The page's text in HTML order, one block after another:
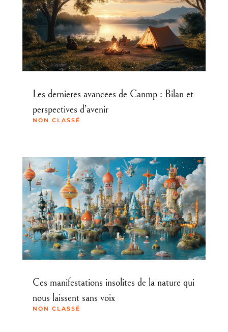
Les dernieres avancees de Canmp : Bilan et
perspectives d’avenir
NON CLASSÉ
Ces manifestations insolites de la nature qui
nous laissent sans voix
NON CLASSÉ